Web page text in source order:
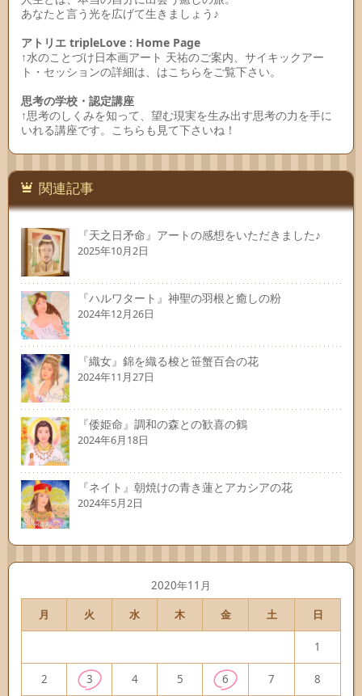
あなたと言う光を広げて生きましょう♪
アトリエ tripleLove : Home Page
↑水のことづけ日本画アート 天祐のご案内、サイキックアー
ト・セッションの詳細は、はこちらをご覧下さい。
思考の学校・認定講座
↑思考のしくみを知って、望む現実を生み出す思考の力を手に
いれる講座です。こちらも見て下さいね！
関連記事
『天之日矛命』アートの感想をいただきました♪
2025年10月2日
『ハルワタート』神聖の羽根と癒しの粉
2024年12月26日
『織女』錦を織る梭と笹蟹百合の花
2024年11月27日
『倭姫命』調和の森との歓喜の鶴
2024年6月18日
『ネイト』朝焼けの青き蓮とアカシアの花
2024年5月2日
2020年11月
月
火 水 木 金 土 日
1
2 3 4 5 6 7 8